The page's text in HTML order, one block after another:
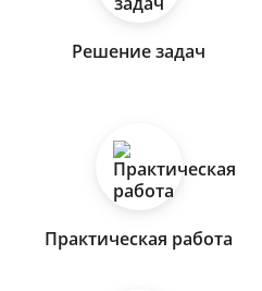
Решение задач
Практическая работа